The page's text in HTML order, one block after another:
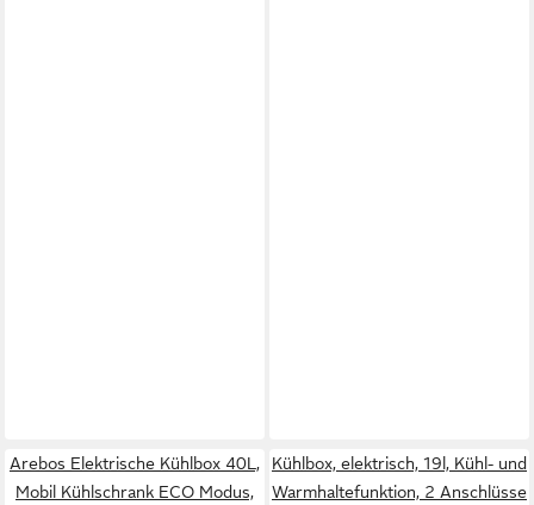
Arebos Elektrische Kühlbox 40L,
Mobil Kühlschrank ECO Modus,
Kühlbox, elektrisch, 19l, Kühl- und
Warmhaltefunktion, 2 Anschlüsse